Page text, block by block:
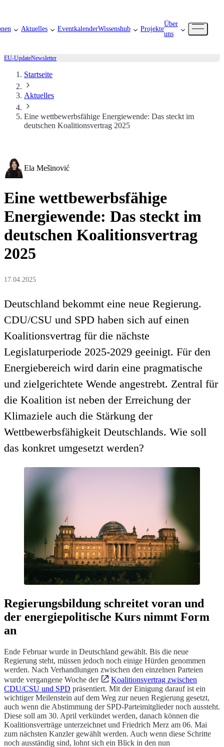
Aktuelles EventkalenderWissenshub Projekte
Über
uns
EU-UpdateNewsletter
Startseite
Aktuelles
Eine wettbewerbsfähige Energiewende: Das steckt im
deutschen Koalitionsvertrag 2025
Ela Mešinović
Eine wettbewerbsfähige
Energiewende: Das steckt im
deutschen Koalitionsvertrag
2025
17.04.2025
Deutschland bekommt eine neue Regierung.
CDU/CSU und SPD haben sich auf einen
Koalitionsvertrag für die nächste
Legislaturperiode 2025-2029 geeinigt. Für den
Energiebereich wird darin eine pragmatische
und zielgerichtete Wende angestrebt. Zentral für
die Koalition ist neben der Erreichung der
Klimaziele auch die Stärkung der
Wettbewerbsfähigkeit Deutschlands. Wie soll
das konkret umgesetzt werden?
Regierungsbildung schreitet voran und
der energiepolitische Kurs nimmt Form
an
Ende Februar wurde in Deutschland gewählt. Bis die neue
Regierung steht, müssen jedoch noch einige Hürden genommen
werden. Nach Verhandlungen zwischen den einzelnen Parteien
wurde vergangene Woche der
Koalitionsvertrag zwischen
CDU/CSU und SPD präsentiert. Mit der Einigung darauf ist ein
wichtiger Meilenstein auf dem Weg zur neuen Regierung gesetzt,
auch wenn die Abstimmung der SPD-Parteimitglieder noch aussteht.
Diese soll am 30. April verkündet werden, danach können die
Koalitionsverträge unterzeichnet und Friedrich Merz am 06. Mai
zum nächsten Kanzler gewählt werden. Auch wenn diese Schritte
noch ausständig sind, lohnt sich ein Blick in den nun